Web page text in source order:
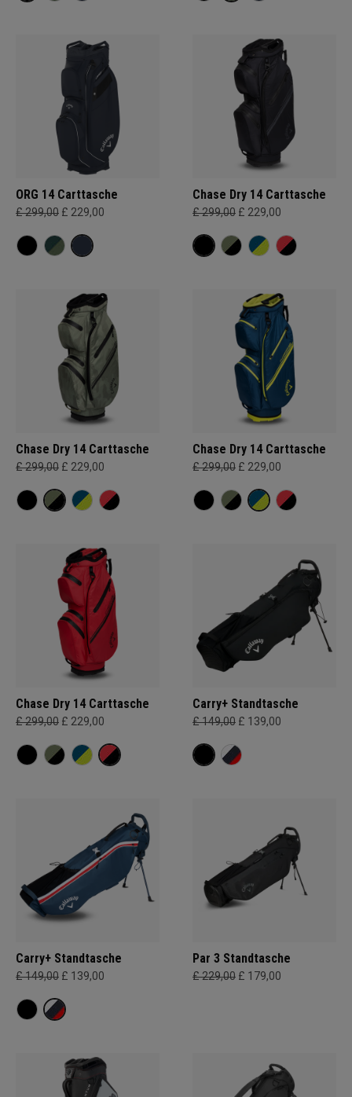
ORG 14 Carttasche
£ 299,00 £ 229,00
Chase Dry 14 Carttasche
£ 299,00 £ 229,00
Chase Dry 14 Carttasche
£ 299,00 £ 229,00
Chase Dry 14 Carttasche
£ 299,00 £ 229,00
Chase Dry 14 Carttasche
£ 299,00 £ 229,00
Carry+ Standtasche
£ 149,00 £ 139,00
Carry+ Standtasche
£ 149,00 £ 139,00
Par 3 Standtasche
£ 229,00 £ 179,00